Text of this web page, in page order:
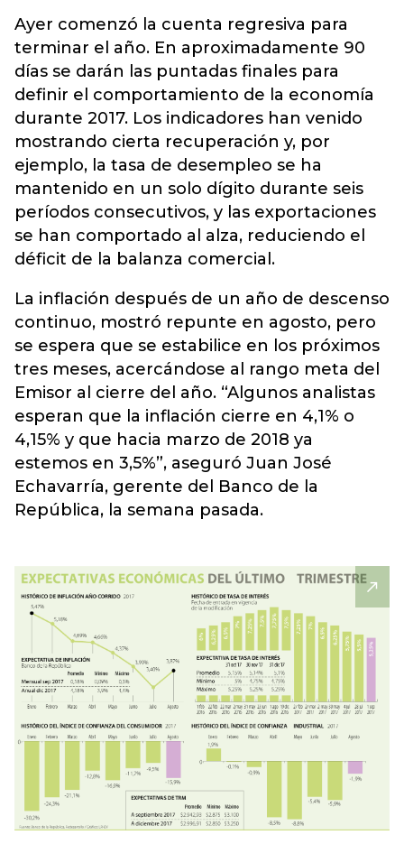
Ayer comenzó la cuenta regresiva para
terminar el año. En aproximadamente 90
días se darán las puntadas finales para
definir el comportamiento de la economía
durante 2017. Los indicadores han venido
mostrando cierta recuperación y, por
ejemplo, la tasa de desempleo se ha
mantenido en un solo dígito durante seis
períodos consecutivos, y las exportaciones
se han comportado al alza, reduciendo el
déficit de la balanza comercial.
La inflación después de un año de descenso
continuo, mostró repunte en agosto, pero
se espera que se estabilice en los próximos
tres meses, acercándose al rango meta del
Emisor al cierre del año. “Algunos analistas
esperan que la inflación cierre en 4,1% o
4,15% y que hacia marzo de 2018 ya
estemos en 3,5%”, aseguró Juan José
Echavarría, gerente del Banco de la
República, la semana pasada.